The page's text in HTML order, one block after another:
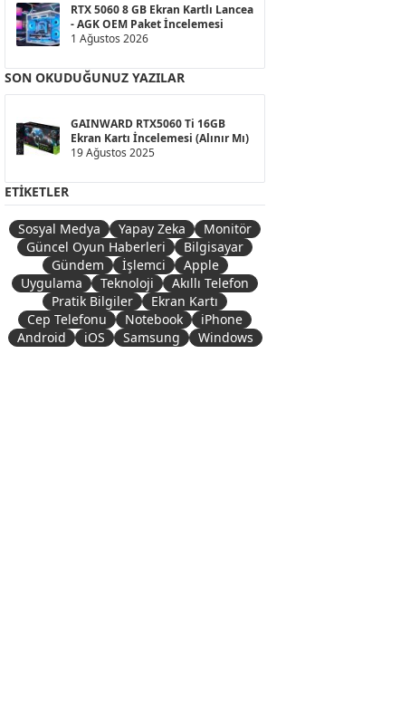
RTX 5060 8 GB Ekran Kartlı Lancea
- AGK OEM Paket İncelemesi
1 Ağustos 2026
SON OKUDUĞUNUZ YAZILAR
GAINWARD RTX5060 Ti 16GB
Ekran Kartı İncelemesi (Alınır Mı)
19 Ağustos 2025
ETIKETLER
Sosyal Medya Yapay Zeka
Monitör
Güncel Oyun Haberleri
Bilgisayar
Gündem
İşlemci
Apple
Uygulama
Teknoloji
Akıllı Telefon
Pratik Bilgiler
Ekran Kartı
Cep Telefonu
Notebook
iPhone
Android
iOS Samsung Windows